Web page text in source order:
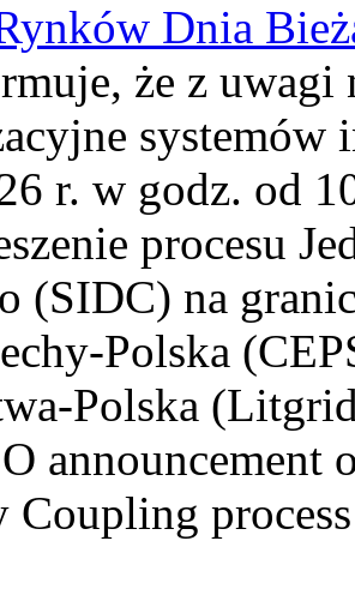
Dnia
że z uwagi
r. w godz. od
procesu
(SIDC) na
Polska
Polska
announcement
Coupling